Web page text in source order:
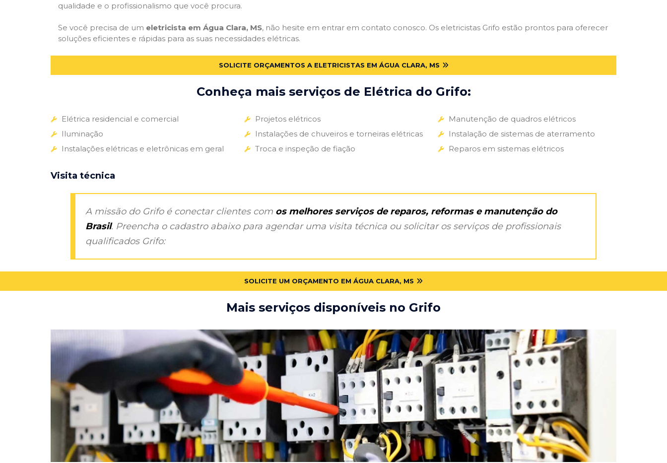
qualidade e o profissionalismo que você procura.
Se você precisa de um eletricista em Água Clara, MS, não hesite em entrar em contato conosco. Os eletricistas Grifo estão prontos para oferecer
soluções eficientes e rápidas para as suas necessidades elétricas.
SOLICITE ORÇAMENTOS A ELETRICISTAS EM ÁGUA CLARA, MS
Conheça mais serviços de Elétrica do Grifo:
Elétrica residencial e comercial
Iluminação
Instalações elétricas e eletrônicas em geral
Projetos elétricos
Instalações de chuveiros e torneiras elétricas
Troca e inspeção de fiação
Manutenção de quadros elétricos
Instalação de sistemas de aterramento
Reparos em sistemas elétricos
Visita técnica
A missão do Grifo é conectar clientes com os melhores serviços de reparos, reformas e manutenção do
Brasil. Preencha o cadastro abaixo para agendar uma visita técnica ou solicitar os serviços de profissionais
qualificados Grifo:
SOLICITE UM ORÇAMENTO EM ÁGUA CLARA, MS
Mais serviços disponíveis no Grifo